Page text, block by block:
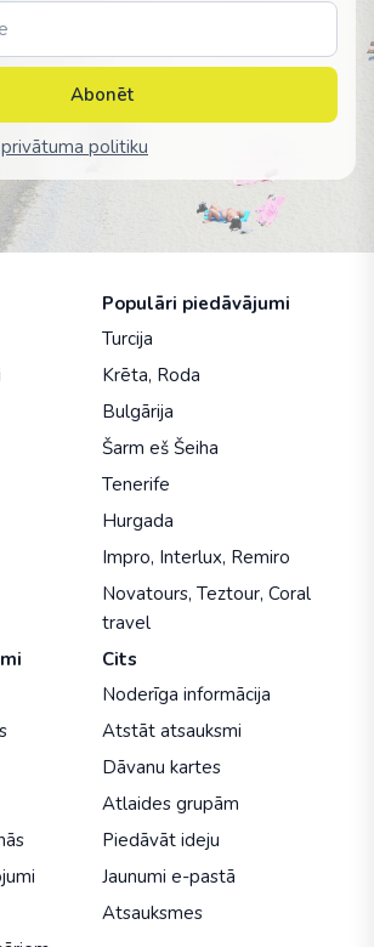
Abonēt
privātuma politiku
Populāri piedāvājumi
Turcija
Krēta, Roda
Bulgārija
Šarm eš Šeiha
Tenerife
Hurgada
Impro, Interlux, Remiro
Novatours, Teztour, Coral
travel
Cits
Noderīga informācija
Atstāt atsauksmi
Dāvanu kartes
Atlaides grupām
Piedāvāt ideju
Jaunumi e-pastā
Atsauksmes